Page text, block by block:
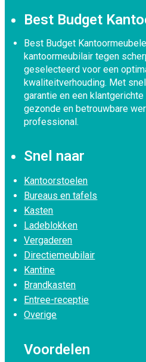
Best Budget
Best Budget
kantoormeubilair tegen
geselecteerd voor een
kwaliteitverhouding. Met
garantie en een
gezonde en betrouwbare
professional.
Snel naar
Kantoorstoelen
Bureaus en tafels
Kasten
Ladeblokken
Vergaderen
Directiemeubilair
Kantine
Brandkasten
Entree-receptie
Overige
Voordelen